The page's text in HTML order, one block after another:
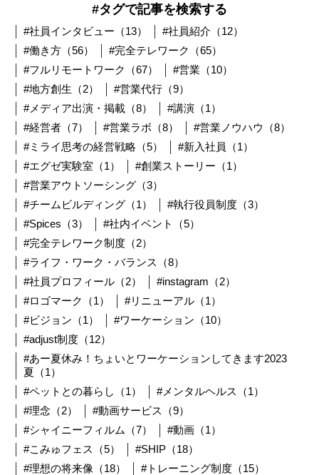
#タグで記事を検索する
#社員インタビュー（13）
#社員紹介（12）
#働き方（56）
#完全テレワーク（65）
#フルリモートワーク（67）
#営業（10）
#地方創生（2）
#営業代行（9）
#メディア出演・掲載（8）
#講演（1）
#経営者（7）
#営業ラボ（8）
#営業ノウハウ（8）
#ミライ思考の経営戦略（5）
#新入社員（1）
#エグゼ実験室（1）
#創業ストーリー（1）
#営業アウトソーシング（3）
#チームビルディング（1）
#執行役員制度（3）
#Spices（3）
#社内イベント（5）
#完全テレワーク制度（2）
#ライフ・ワーク・バランス（8）
#社員プロフィール（2）
#instagram（2）
#ロゴマーク（1）
#リニューアル（1）
#ビジョン（1）
#ワーケーション（10）
#adjust制度（12）
#あー夏休み！ちょいとワーケーションしてきます2023
夏（1）
#ペットとの暮らし（1）
#メンタルヘルス（1）
#理念（2）
#動画サービス（9）
#シャイニーフィルム（7）
#動画（1）
#こみゅフェス（5）
#SHIP（18）
#理想の将来像（18）
#トレーニング制度（15）